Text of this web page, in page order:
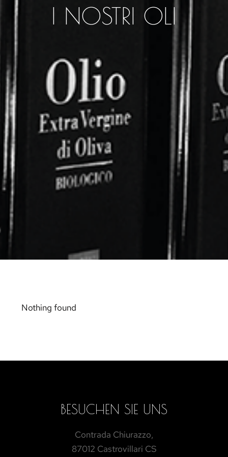
I NOSTRI OLI
Nothing found
BESUCHEN SIE UNS
Contrada Chiurazzo,
87012 Castrovillari CS